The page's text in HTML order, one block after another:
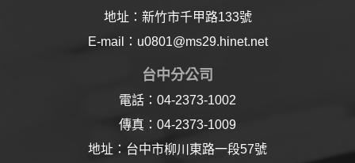
地址：新竹市千甲路133號
E-mail：u0801@ms29.hinet.net
台中分公司
電話：04-2373-1002
傳真：04-2373-1009
地址：台中市柳川東路一段57號